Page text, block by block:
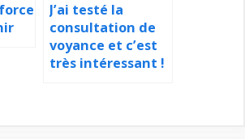
J’ai testé la
consultation de
voyance et c’est
très intéressant !